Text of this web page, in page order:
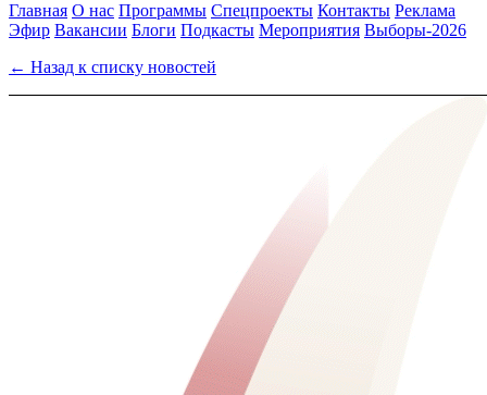
Главная О нас Программы Спецпроекты Контакты Реклама
Эфир Вакансии Блоги Подкасты Мероприятия Выборы-2026
← Назад к списку новостей